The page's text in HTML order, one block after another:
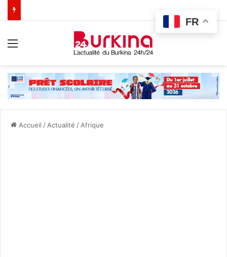
Accueil / Actualité / Afrique
FR